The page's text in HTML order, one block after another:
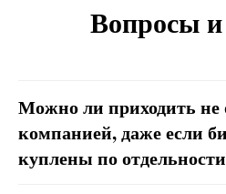
Вопросы
Можно ли приходить не
компанией, даже если
куплены по